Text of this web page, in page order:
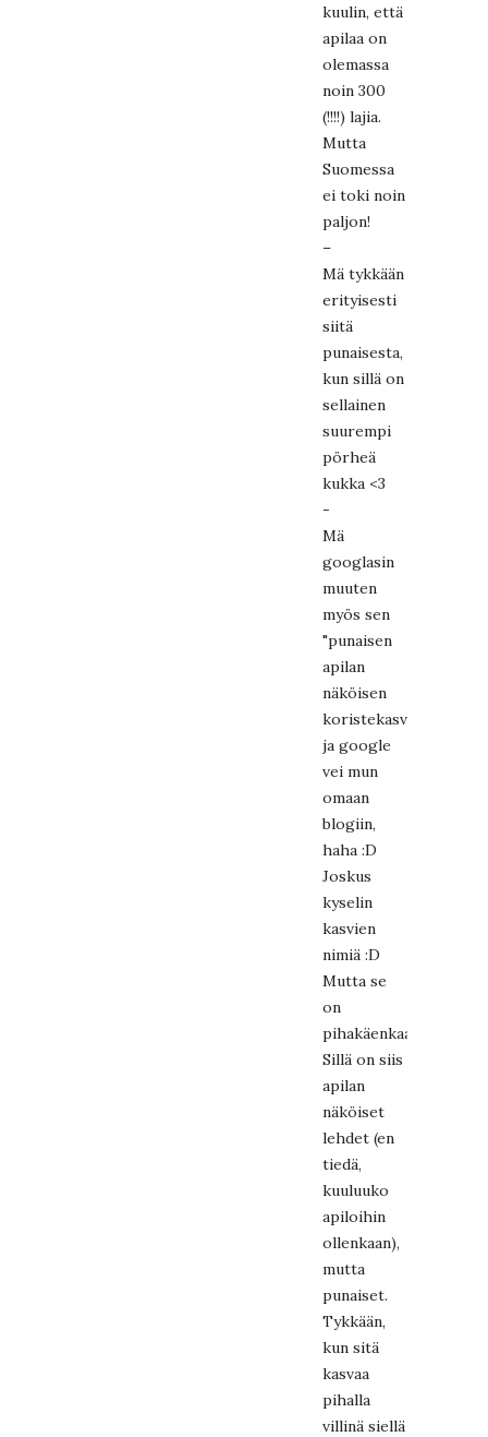
kuulin, että
apilaa on
olemassa
noin 300
(!!!!) lajia.
Mutta
Suomessa
ei toki noin
paljon!
–
Mä tykkään
erityisesti
siitä
punaisesta,
kun sillä on
sellainen
suurempi
pörheä
kukka <3
-
Mä
googlasin
muuten
myös sen
"punaisen
apilan
näköisen
koristekasvin"
ja google
vei mun
omaan
blogiin,
haha :D
Joskus
kyselin
kasvien
nimiä :D
Mutta se
on
pihakäenkaali!
Sillä on siis
apilan
näköiset
lehdet (en
tiedä,
kuuluuko
apiloihin
ollenkaan),
mutta
punaiset.
Tykkään,
kun sitä
kasvaa
pihalla
villinä siellä